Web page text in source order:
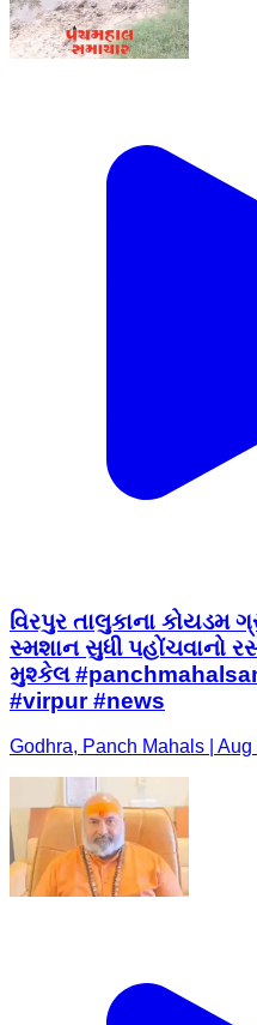
વિરપુર તાલુકાના કોયડમ
સ્મશાન સુધી પહોંચવાનો
મુશ્કેલ
#virpur #news
Godhra, Panch Mahals | Aug